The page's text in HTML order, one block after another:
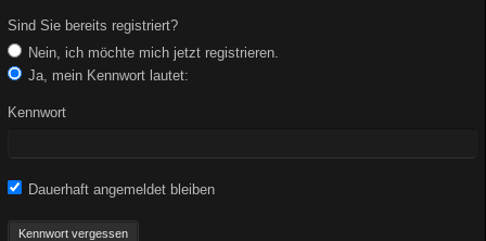
Sind Sie bereits registriert?
Nein, ich möchte mich jetzt registrieren.
Ja, mein Kennwort lautet:
Kennwort
Dauerhaft angemeldet bleiben
Kennwort vergessen